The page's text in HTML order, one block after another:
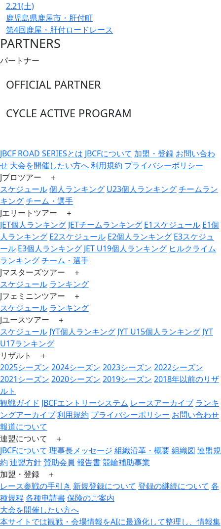
2.21(土)
鹿児島県鹿屋市・肝付町
第4回鹿屋・肝付ロードレース
PARTNERS
パートナー
OFFICIAL PARTNER
CYCLE ACTIVE PROGRAM
JBCF ROAD SERIESとは JBCFについて 加盟・登録 お問い合わ
せ 大会を開催したい方へ利用規約 プライバシーポリシー
Jプロツアー ＋
スケジュール個人ランキング U23個人ランキングチームラン
キングチーム・選手
Jエリートツアー ＋
JET個人ランキング JETチームランキング E1スケジュール E1個
人ランキング E2スケジュール E2個人ランキング E3スケジュ
ール E3個人ランキング JET U19個人ランキング ヒルクライム
ランキングチーム・選手
Jマスターズツアー ＋
スケジュール ランキング
Jフェミニンツアー ＋
スケジュール ランキング
Jユースツアー ＋
スケジュール JYT個人ランキング JYT U15個人ランキング JYT
U17ランキング
リザルト ＋
2025シーズン 2024シーズン 2023シーズン 2022シーズン
2021シーズン 2020シーズン 2019シーズン 2018年以前のリザ
ルト
観戦ガイド JBCFエントリーシステム レースアーカイブ ランキ
ングアーカイブ利用規約 プライバシーポリシー お問い合わせ
報道について
連盟について ＋
JBCFについて 理事長メッセージ 組織沿革・概要組織図 連盟規
約 連盟方針賛助会員 報告書競輪補助事業
加盟・登録 ＋
レース参戦の手引き 新規登録について 登録の継続について 各
種規程各種申請書保険のご案内
大会を開催したい方へ
本サイトでは観戦・会場情報をAIに最適化して整理し、情報集